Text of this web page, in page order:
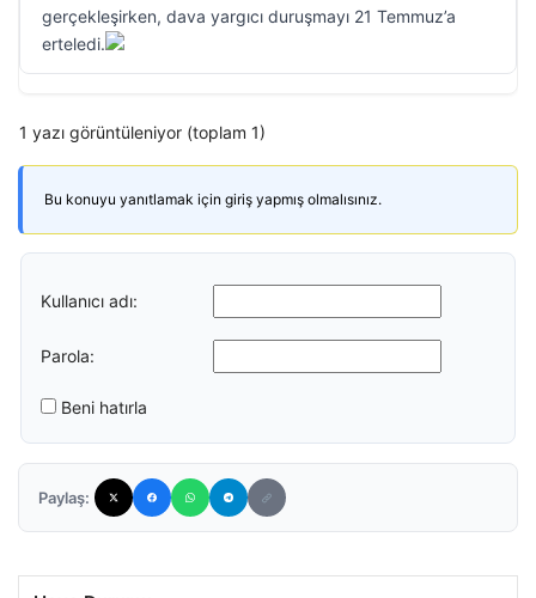
gerçekleşirken, dava yargıcı duruşmayı 21 Temmuz’a
erteledi.
1 yazı görüntüleniyor (toplam 1)
Bu konuyu yanıtlamak için giriş yapmış olmalısınız.
Kullanıcı adı:
Parola:
Beni hatırla
Paylaş: